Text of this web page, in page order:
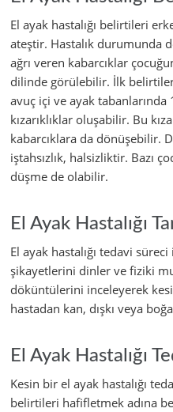
El ayak hastalığı belirtileri
ateştir. Hastalık durumunda
ağrı veren kabarcıklar
dilinde görülebilir. İlk
avuç içi ve ayak
kızarıklıklar oluşabilir. Bu
kabarcıklara da dönüşebilir.
iştahsızlık, halsizliktir. Bazı
düşme de olabilir.
El Ayak Hastalığı
El ayak hastalığı tedavi
şikayetlerini dinler ve fiziki
döküntülerini inceleyerek
hastadan kan, dışkı veya
El Ayak Hastalığı
Kesin bir el ayak hastalığı
belirtileri hafifletmek adına